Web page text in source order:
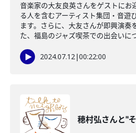
音楽家の大友良英さんをゲストにお
る人を含むアーティスト集団・音遊
ます。さらに、大友さんが即興演奏
た、福島のジャズ喫茶での出会いに
2024.07.12|00:22:00
穂村弘さんと"